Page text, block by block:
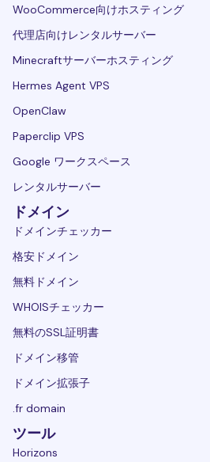
WooCommerce向けホスティング
代理店向けレンタルサーバー
Minecraftサーバーホスティング
Hermes Agent VPS
OpenClaw
Paperclip VPS
Google ワークスペース
レンタルサーバー
ドメイン
ドメインチェッカー
格安ドメイン
無料ドメイン
WHOISチェッカー
無料のSSL証明書
ドメイン移管
ドメイン拡張子
.fr domain
ツール
Horizons